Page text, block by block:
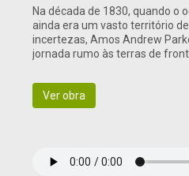
Na década de 1830, quando o
ainda era um vasto território
incertezas, Amos Andrew
jornada rumo às terras de
Ver obra